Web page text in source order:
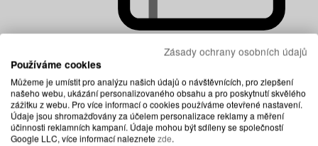
Dětské matrace
Zásady ochrany osobních údajů
Používáme cookies
Můžeme je umístit pro analýzu našich údajů o návštěvnících, pro zlepšení
našeho webu, ukázání personalizovaného obsahu a pro poskytnutí skvělého
zážitku z webu. Pro více informací o cookies používáme otevřené nastavení.
Údaje jsou shromažďovány za účelem personalizace reklamy a měření
účinnosti reklamních kampaní. Údaje mohou být sdíleny se společností
Google LLC, více informací naleznetezde.